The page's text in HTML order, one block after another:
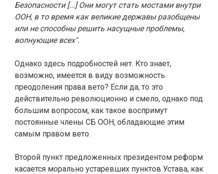
Безопасности [...] Они могут стать мостами внутри
ООН, в то время как великие державы разобщены
или не способны решить насущные проблемы,
волнующие всех".
Однако здесь подробностей нет. Кто знает,
возможно, имеется в виду возможность
преодоления права вето? Если да, то это
действительно революционно и смело, однако под
большим вопросом, как такое воспримут
постоянные члены СБ ООН, обладающие этим
самым правом вето.
Второй пункт предложенных президентом реформ
касается морально устаревших пунктов Устава, как